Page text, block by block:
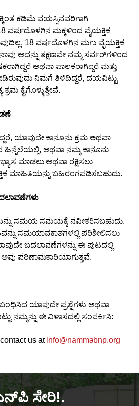
ಕಡಿಮೆ ವಯಸ್ಸಿನವರಿಗಾಗಿ
ವರ್ಷದೊಳಗಿನ ಮಕ್ಕಳಿಂದ ವೈಯಕ್ತಿಕ
18 ವರ್ಷದೊಳಗಿನ ಮಗು ವೈಯಕ್ತಿಕ
ಅದನ್ನು ತಕ್ಷಣವೇ ನಮ್ಮ ಸರ್ವರ್‌ಗಳಿಂದ
ಅಥವಾ ಪಾಲಕರಾಗಿದ್ದರೆ ಮತ್ತು
ನಿಮಗೆ ತಿಳಿದಿದ್ದರೆ, ದಯವಿಟ್ಟು
ಕೈಗೊಳ್ಳುತ್ತೇವೆ.
ಯಾವುದೇ ಕಾನೂನು ಕ್ರಮ ಅಥವಾ
ಹಿನ್ನೆಲೆಯಲ್ಲಿ, ಅಥವಾ ನಮ್ಮ ಕಾನೂನು
ಮಾಡಲು ಅಥವಾ ರಕ್ಷಿಸಲು
ಮಾಹಿತಿಯನ್ನು ಬಹಿರಂಗಪಡಿಸಬಹುದು.
ಸಮಯ ಸಮಯಕ್ಕೆ ನವೀಕರಿಸಬಹುದು.
ಸಮಯಾವಕಾಶಗಳಲ್ಲಿ ಪರಿಶೀಲಿಸಲು
ಬದಲಾವಣೆಗಳನ್ನು ಈ ಪುಟದಲ್ಲಿ
ಪರಿಣಾಮಕಾರಿಯಾಗುತ್ತವೆ.
ಯಾವುದೇ ಪ್ರಶ್ನೆಗಳು ಅಥವಾ
ನಮ್ಮನ್ನು ಈ ವಿಳಾಸದಲ್ಲಿ ಸಂಪರ್ಕಿಸಿ:
us at info@nammabnp.org
ಸೇರಿ!.